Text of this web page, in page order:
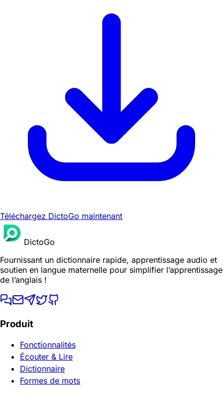
Téléchargez DictoGo maintenant
DictoGo
Fournissant un dictionnaire rapide, apprentissage audio et
soutien en langue maternelle pour simplifier l’apprentissage
de l’anglais !
Produit
Fonctionnalités
Écouter & Lire
Dictionnaire
Formes de mots